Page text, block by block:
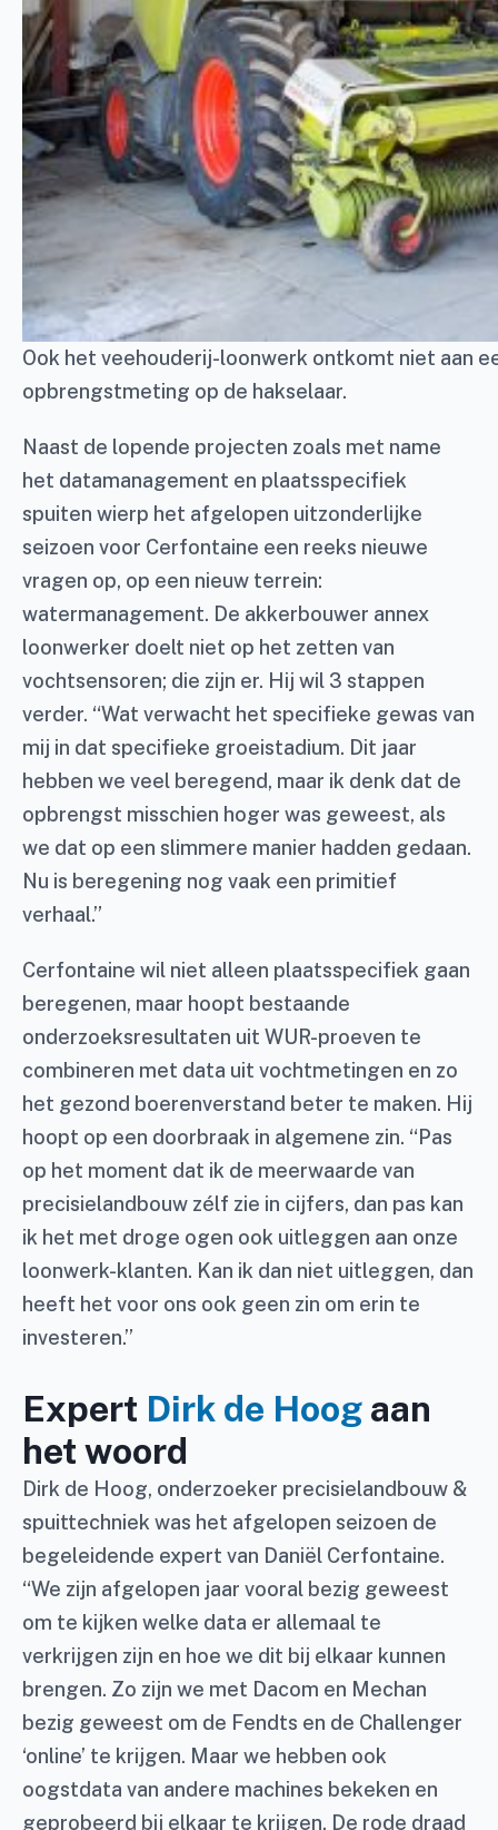
Ook het veehouderij-loonwerk ontkomt niet aan
opbrengstmeting op de hakselaar.
Naast de lopende projecten zoals met name
het datamanagement en plaatsspecifiek
spuiten wierp het afgelopen uitzonderlijke
seizoen voor Cerfontaine een reeks nieuwe
vragen op, op een nieuw terrein:
watermanagement. De akkerbouwer annex
loonwerker doelt niet op het zetten van
vochtsensoren; die zijn er. Hij wil 3 stappen
verder. “Wat verwacht het specifieke gewas van
mij in dat specifieke groeistadium. Dit jaar
hebben we veel beregend, maar ik denk dat de
opbrengst misschien hoger was geweest, als
we dat op een slimmere manier hadden gedaan.
Nu is beregening nog vaak een primitief
verhaal.”
Cerfontaine wil niet alleen plaatsspecifiek gaan
beregenen, maar hoopt bestaande
onderzoeksresultaten uit WUR-proeven te
combineren met data uit vochtmetingen en zo
het gezond boerenverstand beter te maken. Hij
hoopt op een doorbraak in algemene zin. “Pas
op het moment dat ik de meerwaarde van
precisielandbouw zélf zie in cijfers, dan pas kan
ik het met droge ogen ook uitleggen aan onze
loonwerk-klanten. Kan ik dan niet uitleggen, dan
heeft het voor ons ook geen zin om erin te
investeren.”
Expert Dirk de Hoog aan
het woord
Dirk de Hoog, onderzoeker precisielandbouw &
spuittechniek was het afgelopen seizoen de
begeleidende expert van Daniël Cerfontaine.
“We zijn afgelopen jaar vooral bezig geweest
om te kijken welke data er allemaal te
verkrijgen zijn en hoe we dit bij elkaar kunnen
brengen. Zo zijn we met Dacom en Mechan
bezig geweest om de Fendts en de Challenger
‘online’ te krijgen. Maar we hebben ook
oogstdata van andere machines bekeken en
geprobeerd bij elkaar te krijgen. De rode draad